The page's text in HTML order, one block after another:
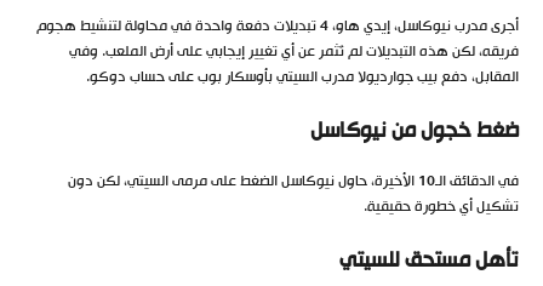
أجرى مدرب نيوكاسل، إيدي هاو، 4 تبديلات دفعة واحدة في محاولة لتنشيط هجوم
فريقه، لكن هذه التبديلات لم تُثمر عن أي تغيير إيجابي على أرض الملعب. وفي
المقابل، دفع بيب جوارديولا مدرب السيتي بأوسكار بوب على حساب دوكو.
ضغط خجول من نيوكاسل
في الدقائق الـ10 الأخيرة، حاول نيوكاسل الضغط على مرمى السيتي، لكن دون
تشكيل أي خطورة حقيقية.
تأهل مستحق للسيتي